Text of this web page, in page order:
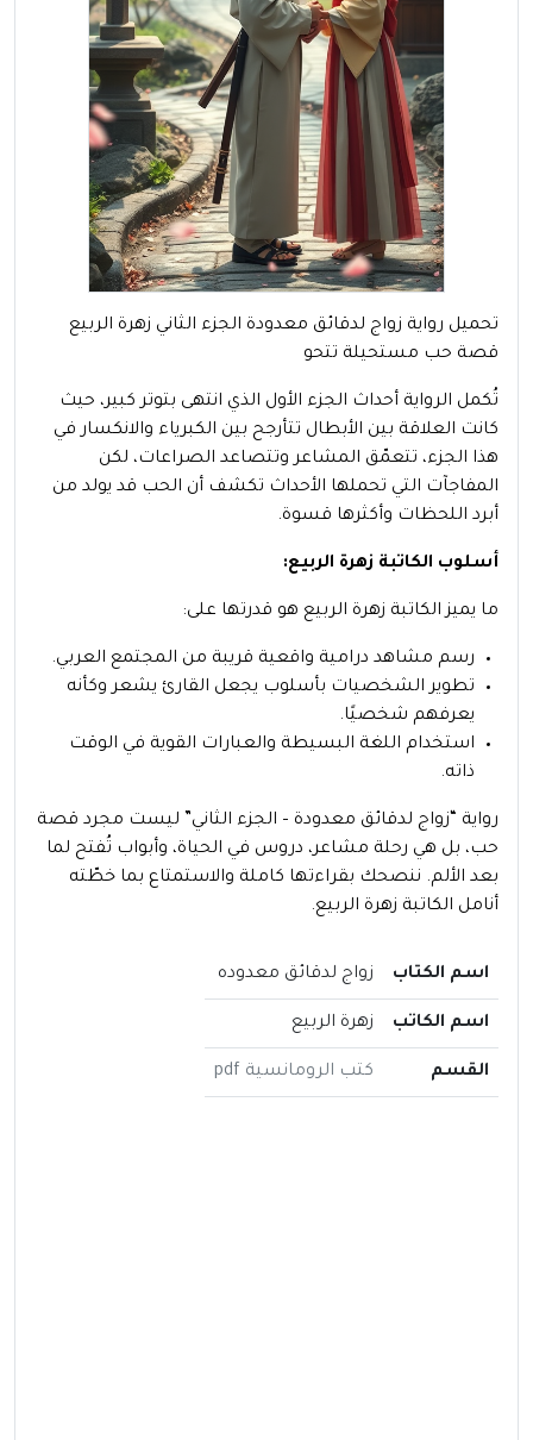
تحميل رواية زواج لدقائق معدودة الجزء الثاني زهرة الربيع
قصة حب مستحيلة تتحو
تُكمل الرواية أحداث الجزء الأول الذي انتهى بتوتر كبير، حيث
كانت العلاقة بين الأبطال تتأرجح بين الكبرياء والانكسار في
هذا الجزء، تتعمّق المشاعر وتتصاعد الصراعات، لكن
المفاجآت التي تحملها الأحداث تكشف أن الحب قد يولد من
أبرد اللحظات وأكثرها قسوة.
أسلوب الكاتبة زهرة الربيع:
ما يميز الكاتبة زهرة الربيع هو قدرتها على:
رسم مشاهد درامية واقعية قريبة من المجتمع العربي.
تطوير الشخصيات بأسلوب يجعل القارئ يشعر وكأنه
يعرفهم شخصيًا.
استخدام اللغة البسيطة والعبارات القوية في الوقت
ذاته.
رواية “زواج لدقائق معدودة – الجزء الثاني” ليست مجرد قصة
حب، بل هي رحلة مشاعر، دروس في الحياة، وأبواب تُفتح لما
بعد الألم. ننصحك بقراءتها كاملة والاستمتاع بما خطّته
أنامل الكاتبة زهرة الربيع.
اسم الكتاب زواج لدقائق معدوده
اسم الكاتب زهرة الربيع
القسم كتب الرومانسية pdf